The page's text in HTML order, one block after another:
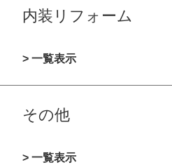
内装リフォーム
> 一覧表示
その他
> 一覧表示